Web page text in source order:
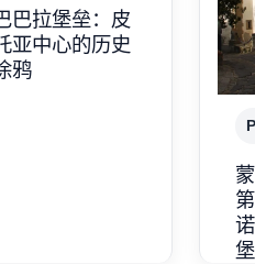
巴拉堡垒：皮
亚中心的历史
鸦